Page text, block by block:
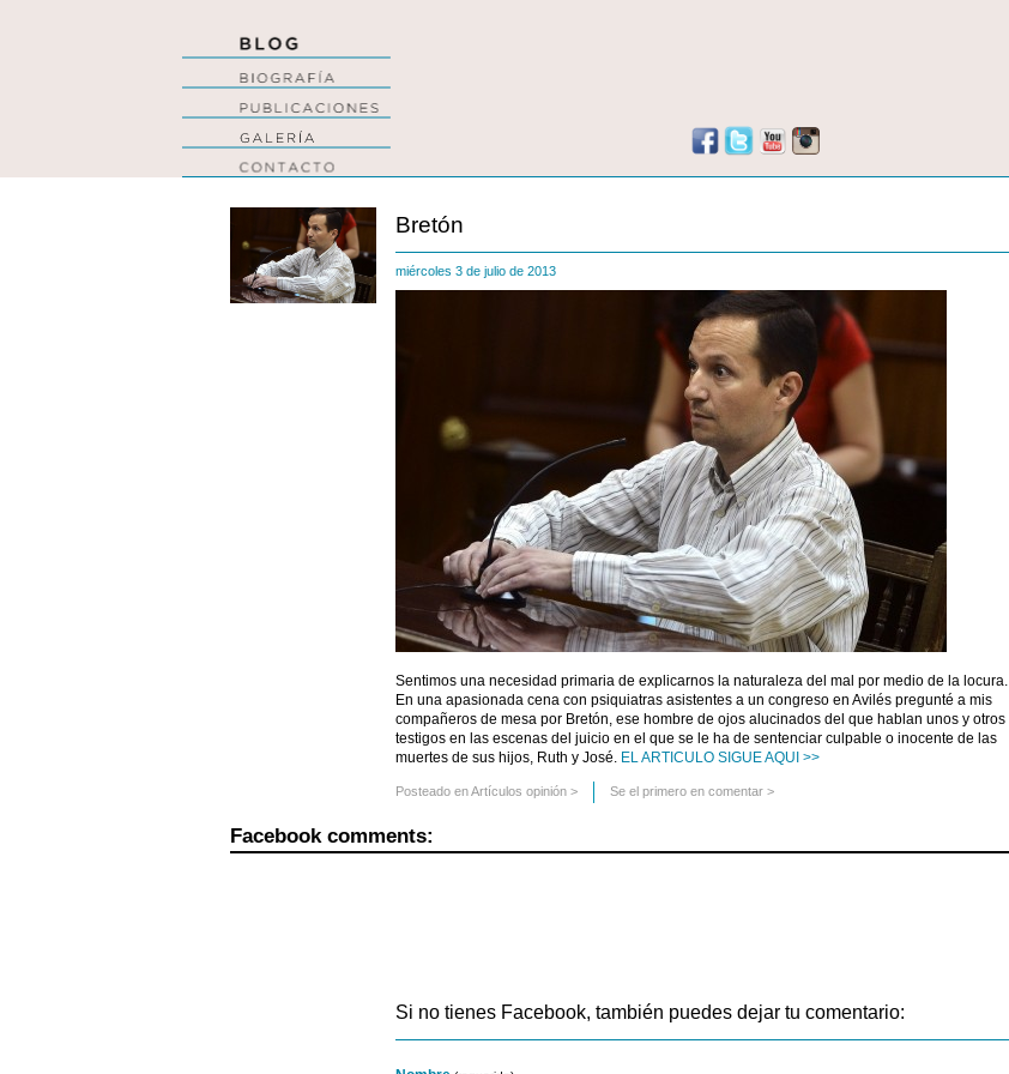
Bretón
miércoles 3 de julio de 2013
Sentimos una necesidad primaria de explicarnos la naturaleza del mal por medio de la locura.
En una apasionada cena con psiquiatras asistentes a un congreso en Avilés pregunté a mis
compañeros de mesa por Bretón, ese hombre de ojos alucinados del que hablan unos y otros
testigos en las escenas del juicio en el que se le ha de sentenciar culpable o inocente de las
muertes de sus hijos, Ruth y José. EL ARTICULO SIGUE AQUI >>
Posteado enArtículos opinión > Se el primero en comentar >
Facebook comments:
Si no tienes Facebook, también puedes dejar tu comentario: